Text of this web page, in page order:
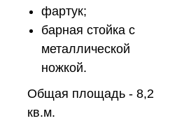
фартук;
барная стойка с
металлической
ножкой.
Общая площадь - 8,2
кв.м.